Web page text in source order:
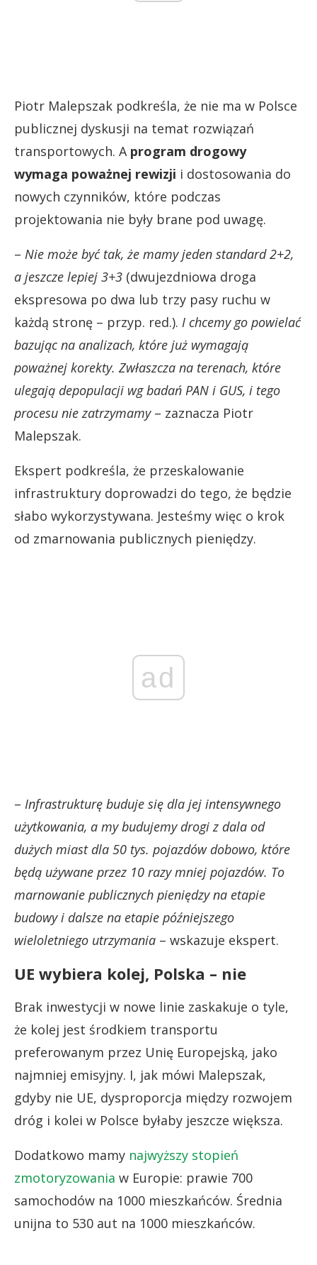
Piotr Malepszak podkreśla, że nie ma w Polsce
publicznej dyskusji na temat rozwiązań
transportowych. A program drogowy
wymaga poważnej rewizji i dostosowania do
nowych czynników, które podczas
projektowania nie były brane pod uwagę.
– Nie może być tak, że mamy jeden standard 2+2,
a jeszcze lepiej 3+3 (dwujezdniowa droga
ekspresowa po dwa lub trzy pasy ruchu w
każdą stronę – przyp. red.). I chcemy go powielać
bazując na analizach, które już wymagają
poważnej korekty. Zwłaszcza na terenach, które
ulegają depopulacji wg badań PAN i GUS, i tego
procesu nie zatrzymamy– zaznacza Piotr
Malepszak.
Ekspert podkreśla, że przeskalowanie
infrastruktury doprowadzi do tego, że będzie
słabo wykorzystywana. Jesteśmy więc o krok
od zmarnowania publicznych pieniędzy.
ad
– Infrastrukturę buduje się dla jej intensywnego
użytkowania, a my budujemy drogi z dala od
dużych miast dla 50 tys. pojazdów dobowo, które
będą używane przez 10 razy mniej pojazdów. To
marnowanie publicznych pieniędzy na etapie
budowy i dalsze na etapie późniejszego
wieloletniego utrzymania – wskazuje ekspert.
UE wybiera kolej, Polska – nie
Brak inwestycji w nowe linie zaskakuje o tyle,
że kolej jest środkiem transportu
preferowanym przez Unię Europejską, jako
najmniej emisyjny. I, jak mówi Malepszak,
gdyby nie UE, dysproporcja między rozwojem
dróg i kolei w Polsce byłaby jeszcze większa.
Dodatkowo mamy najwyższy stopień
zmotoryzowania w Europie: prawie 700
samochodów na 1000 mieszkańców. Średnia
unijna to 530 aut na 1000 mieszkańców.